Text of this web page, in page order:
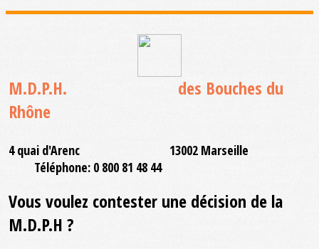
M.D.P.H. des Bouches du
Rhône
4 quai d'Arenc 13002 Marseille
Téléphone: 0 800 81 48 44
Vous voulez contester une décision de la
M.D.P.H ?